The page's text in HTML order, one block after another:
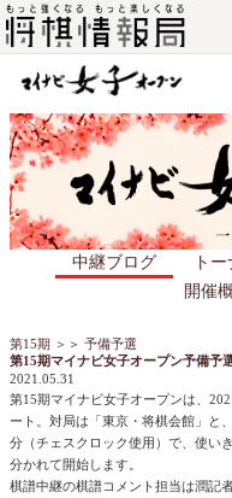
中継ブログ ト
開催
第15期 ＞＞ 予備予選
第15期マイナビ女子オープン予備予
2021.05.31
第15期マイナビ女子オープンは、
ート。対局は「東京・将棋会館」と
分（チェスクロック使用）で、使い
分かれて開始します。
棋譜中継の棋譜コメント担当は潤記